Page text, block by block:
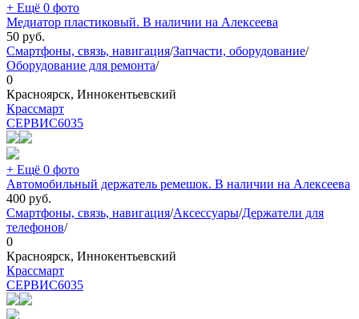
+ Ещё 0 фото
Медиатор пластиковый. В наличии на Алексеева
50 руб.
Смартфоны, связь, навигация/Запчасти, оборудование/
Оборудование для ремонта/
0
Красноярск, Иннокентьевский
Крассмарт
СЕРВИС6035
+ Ещё 0 фото
Автомобильный держатель ремешок. В наличии на Алексеева
400 руб.
Смартфоны, связь, навигация/Аксессуары/Держатели для
телефонов/
0
Красноярск, Иннокентьевский
Крассмарт
СЕРВИС6035